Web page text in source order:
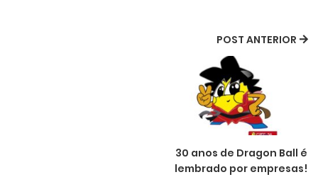
POST ANTERIOR
30 anos de Dragon Ball é
lembrado por empresas!